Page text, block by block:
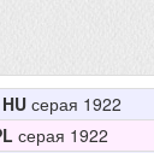
HU серая 1922
серая 1922